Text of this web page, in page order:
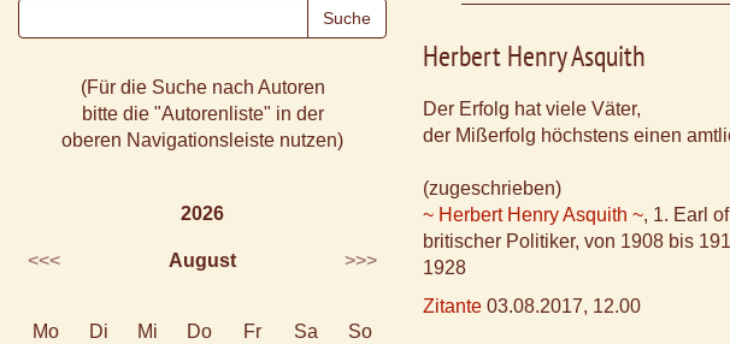
Herbert Henry Asquith
Der Erfolg hat viele Väter,
der Mißerfolg höchstens einen
(zugeschrieben)
~ Herbert Henry Asquith ~, 1. Earl
britischer Politiker, von 1908 bis
1928
Zitante 03.08.2017, 12.00
(Für die Suche nach Autoren
bitte die "Autorenliste" in der
oberen Navigationsleiste nutzen)
2026
<<< August >>>
Mo Di Mi Do Fr Sa So